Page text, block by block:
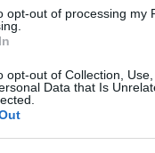
opt-out of processing my
opt-out of Collection,
Data that Is
meg a Miskolc